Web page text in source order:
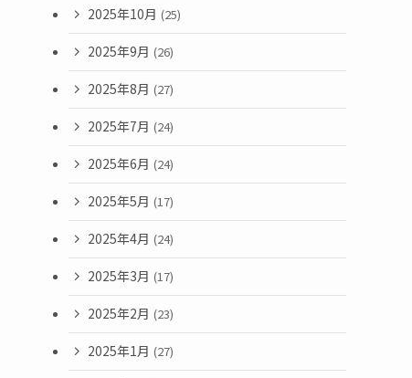
2025年10月 (25)
2025年9月 (26)
2025年8月 (27)
2025年7月 (24)
2025年6月 (24)
2025年5月 (17)
2025年4月 (24)
2025年3月 (17)
2025年2月 (23)
2025年1月 (27)